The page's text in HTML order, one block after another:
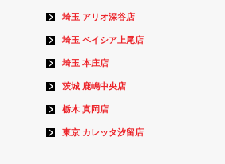
埼玉 アリオ深谷店
埼玉 ベイシア上尾店
埼玉 本庄店
茨城 鹿嶋中央店
栃木 真岡店
東京 カレッタ汐留店